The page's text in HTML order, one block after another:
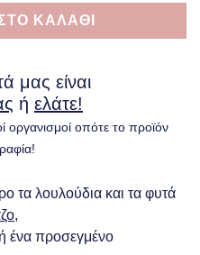
ΚΑΛΑΘΙ
μας είναι
ή ελάτε!
οργανισμοί οπότε το προϊόν
τα λουλούδια και τα φυτά
,
ή ένα προσεγμένο